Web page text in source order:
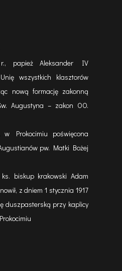
papież Aleksander IV
wszystkich klasztorów
nową formację zakonną
Augustyna – zakon OO.
Prokocimiu poświęcona
pw. Matki Bożej
biskup krakowski Adam
z dniem 1 stycznia 1917
duszpasterską przy kaplicy